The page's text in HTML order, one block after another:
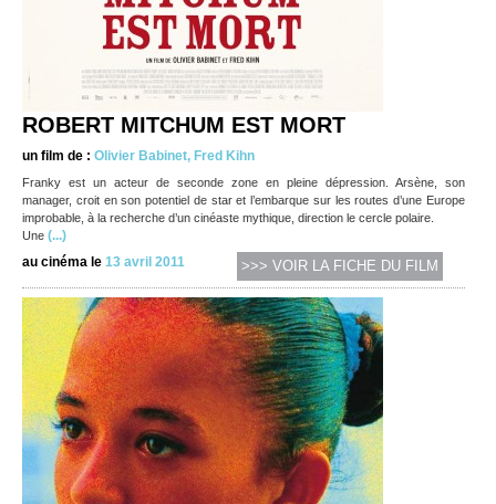
ROBERT MITCHUM EST MORT
un film de : Olivier Babinet, Fred Kihn
Franky est un acteur de seconde zone en pleine dépression. Arsène, son
manager, croit en son potentiel de star et l’embarque sur les routes d’une Europe
improbable, à la recherche d’un cinéaste mythique, direction le cercle polaire.
Une (...)
au cinéma le 13 avril 2011 >>> VOIR LA FICHE DU FILM